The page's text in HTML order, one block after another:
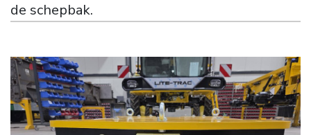
de schepbak.